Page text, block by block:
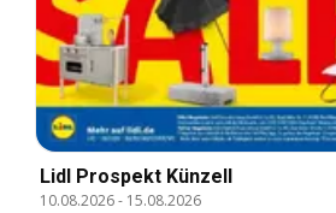
Lidl Prospekt Künzell
10.08.2026- 15.08.2026